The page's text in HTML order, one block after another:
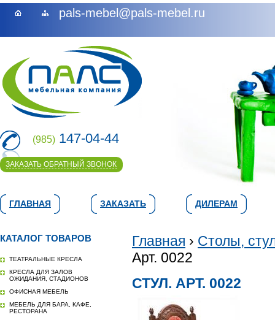
pals-mebel@pals-mebel.ru
(985) 147-04-44
ЗАКАЗАТЬ ОБРАТНЫЙ ЗВОНОК
ГЛАВНАЯ ЗАКАЗАТЬ ДИЛЕРАМ
КАТАЛОГ ТОВАРОВ
ТЕАТРАЛЬНЫЕ КРЕСЛА
КРЕСЛА ДЛЯ ЗАЛОВ
ОЖИДАНИЯ, СТАДИОНОВ
ОФИСНАЯ МЕБЕЛЬ
МЕБЕЛЬ ДЛЯ БАРА, КАФЕ,
РЕСТОРАНА
Главная › Столы,
Арт. 0022
СТУЛ. АРТ. 0022